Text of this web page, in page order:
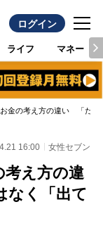
ログイン
ライフ マネー
金の考え方の違い 「たく
16:00 女性セブン
考え方の違
く「出て